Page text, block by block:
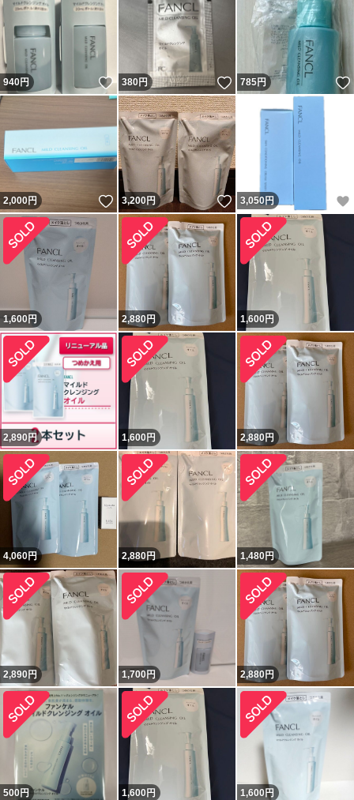
940円 いいね！
380円 いいね！
785円
2,000円 いいね！
3,200円 いいね！
3,050円
1,600円 2,880円 1,600円
2,890 円 1,600円 2,880円
4,060円 2,880円 1,480円
2,890円 1,700円 2,880円
500円 1,600円 1,600円